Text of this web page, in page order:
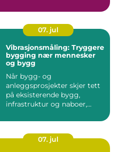
07. jul
Vibrasjonsmåling: Tryggere
bygging nær mennesker
og bygg
Når bygg- og
anleggsprosjekter skjer tett
på eksisterende bygg,
infrastruktur og naboer,...
07. jul